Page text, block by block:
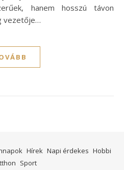
hanem hosszú távon
vezetője…
Hírek Napi érdekes Hobbi
Sport